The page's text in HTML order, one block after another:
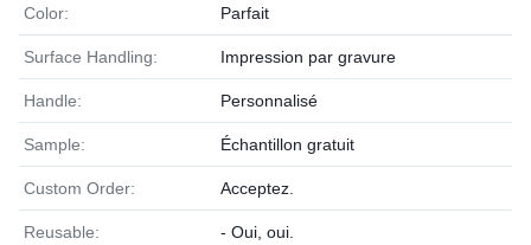
Color: Parfait
Surface Handling: Impression par gravure
Handle: Personnalisé
Sample: Échantillon gratuit
Custom Order: Acceptez.
Reusable: - Oui, oui.